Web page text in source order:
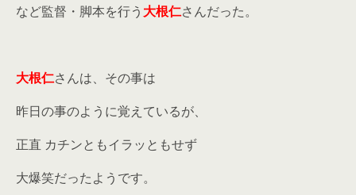
など監督・脚本を行う 大根仁さんだった。
大根仁さんは、その事は
昨日の事のように覚えているが、
正直 カチンともイラッともせず
大爆笑だったようです。